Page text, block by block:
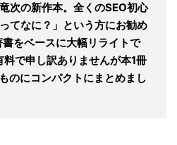
次の新作本。全くのSEO初心
てなに？」という方にお勧め
をベースに大幅リライトで
で申し訳ありませんが本1冊
のにコンパクトにまとめまし